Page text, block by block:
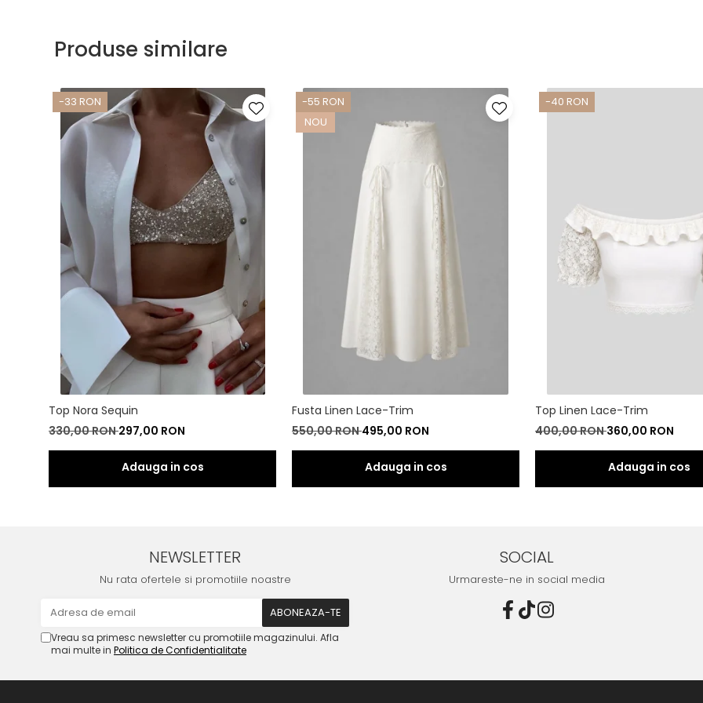
Produse similare
-33 RON
Top Nora Sequin
330,00 RON297,00 RON
-55 RON
NOU
Fusta Linen Lace-Trim
550,00 RON495,00 RON
-40 RON
Top Linen Lace-Trim
400,00 RON360,00 RON
NEWSLETTER
Nu rata ofertele si promotiile noastre
Vreau sa primesc newsletter cu promotiile magazinului. Afla
mai multe in Politica de Confidentialitate
SOCIAL
Urmareste-ne in social media